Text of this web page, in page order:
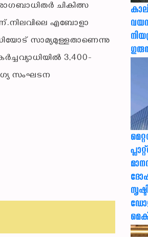
ചികിത്സ
എബോളാ
സാമ്യമുള്ളതാണെന്നു
3,400-
സംഘടന